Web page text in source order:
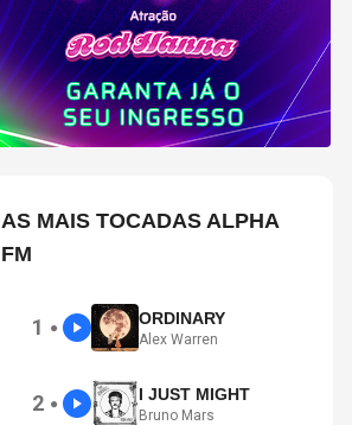
AS MAIS TOCADAS ALPHA
FM
1 ● ORDINARY
Alex Warren
2 ● I JUST MIGHT
Bruno Mars